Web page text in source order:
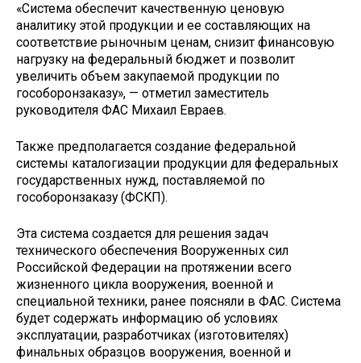
«Система обеспечит качественную ценовую
аналитику этой продукции и ее составляющих на
соответствие рыночным ценам, снизит финансовую
нагрузку на федеральный бюджет и позволит
увеличить объем закупаемой продукции по
гособоронзаказу», — отметил заместитель
руководителя ФАС Михаил Евраев.
Также предполагается создание федеральной
системы каталогизации продукции для федеральных
государственных нужд, поставляемой по
гособоронзаказу (ФСКП).
Эта система создается для решения задач
технического обеспечения Вооруженных сил
Российской Федерации на протяжении всего
жизненного цикла вооружения, военной и
специальной техники, ранее поясняли в ФАС. Система
будет содержать информацию об условиях
эксплуатации, разработчиках (изготовителях)
финальных образцов вооружения, военной и